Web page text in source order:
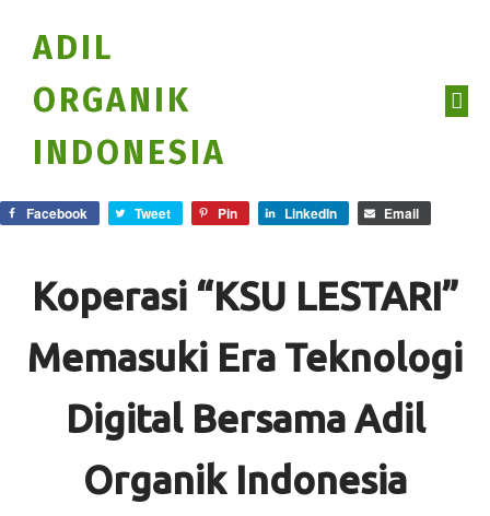
ADIL
ORGANIK
INDONESIA
Facebook Tweet Pin LinkedIn Email
Koperasi “KSU LESTARI”
Memasuki Era Teknologi
Digital Bersama Adil
Organik Indonesia